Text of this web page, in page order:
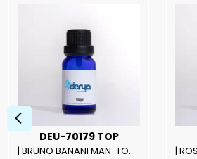
DEU-70179 TOP
| BRUNO BANANI MAN-TOP Kalite Erkek Parfüm Esansı.|